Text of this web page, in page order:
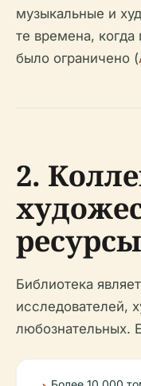
музыкальные и
те времена,
было ограничено (
2.
ресурсы
Библиотека
исследователей,
любознательных.